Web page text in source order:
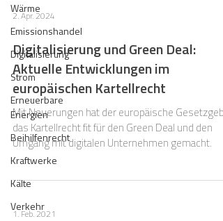
Wärme
Emissionshandel
Digitalisierung
Strom
Erneuerbare
Energien
Beihilfenrecht
Kraftwerke
Kälte
Verkehr
2. Apr. 2024
Digitalisierung und Green Deal:
Aktuelle Entwicklungen im
europäischen Kartellrecht
Mit Neuerungen hat der europäische
das Kartellrecht fit für den Green Deal und den
Umgang mit digitalen Unternehmen gemacht.
1. Feb. 2021